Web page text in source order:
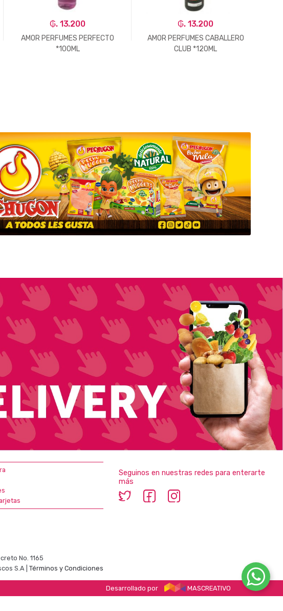
₲. 13.200
AMOR PERFUMES PERFECTO
*100ML
₲. 13.200
AMOR PERFUMES CABALLERO
CLUB *120ML
Seguinos en nuestras redes para enterarte
más
No. 1165
S.A | Términos y Condiciones
Desarrollado por MASCREATIVO